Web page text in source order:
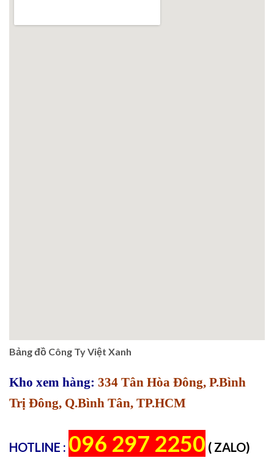
Bảng đồ Công Ty Việt Xanh
Kho xem hàng: 334 Tân Hòa Đông, P.Bình
Trị Đông, Q.Bình Tân, TP.HCM
HOTLINE : 096 297 2250 ( ZALO)